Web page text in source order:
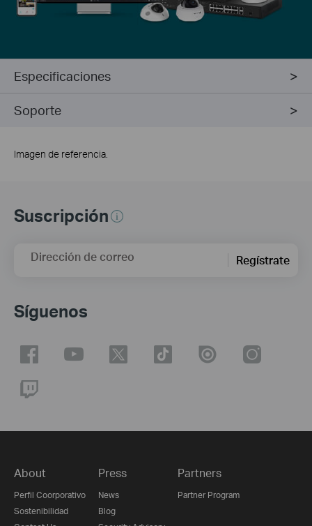
Especificaciones
Soporte
Imagen de referencia.
Suscripción
Dirección de correo Regístrate
Síguenos
About
Perfil Coorporativo
Sostenibilidad
Press
News
Blog
Partners
Partner Program